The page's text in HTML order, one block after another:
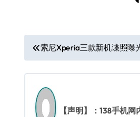
文
章
导
航
索尼Xperia三款新机谍照曝
【声明】：138手机